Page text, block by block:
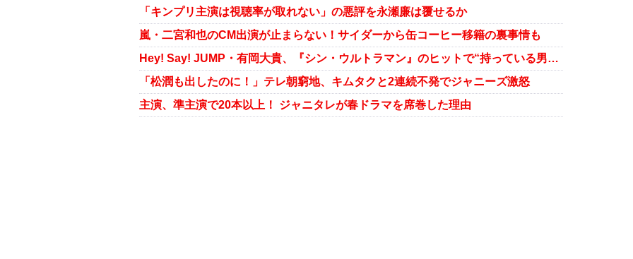
「キンプリ主演は視聴率が取れない」の悪評を永瀬廉は覆せるか
嵐・二宮和也のCM出演が止まらない！サイダーから缶コーヒー移籍の裏事情も
Hey! Say! JUMP・有岡大貴、『シン・ウルトラマン』のヒットで“持っている男”に？
「松潤も出したのに！」テレ朝窮地、キムタクと2連続不発でジャニーズ激怒
主演、準主演で20本以上！ ジャニタレが春ドラマを席巻した理由